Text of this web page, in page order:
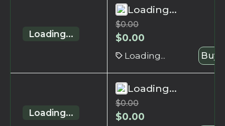
Loading...
Loading...
$0.00
$0.00
Loading... Buy
Loading...
Loading...
$0.00
$0.00